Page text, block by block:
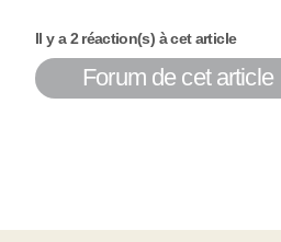
Il y a 2 réaction(s) à cet article
Forum de cet article